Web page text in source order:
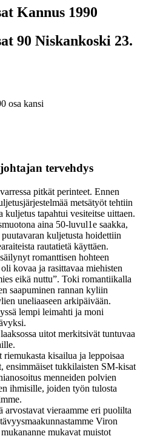
Kannus 1990
90 Niskankoski 23.
tervehdys
pitkät perinteet. Ennen
metsätyöt tehtiin
tapahtui vesiteitse uittaen.
aina 50-luvul1e saakka,
kuljetusta hoidettiin
rautatietä käyttäen.
romanttisen hohteen
kovaa ja rasittavaa miehisten
eikä nuttu”. Toki romantiikalla
saapuminen rannan kyliin
uneliaaseen arkipäivään.
lempi leimahti ja moni
uitot merkitsivät tuntuvaa
kisailua ja leppoisaa
ensimmäiset tukkilaisten SM-kisat
menneiden polvien
ihmisille, joiden työn tulosta
vieraamme eri puolilta
Viron
mukavat muistot